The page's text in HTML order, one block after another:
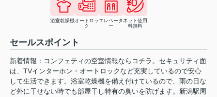
浴室乾燥機オートロッ
ク
エレベータ
ー
ネット使用
料無料
セールスポイント
新着情報：コンフェティの空室情報ならコチラ。セキュリティ面
は、TVインターホン・オートロックなど充実しているので安心
して生活できます。浴室乾燥機を備え付けているので、雨の日な
ど外に干せない時でも部屋干し特有の臭いを防げます。新潟駅周